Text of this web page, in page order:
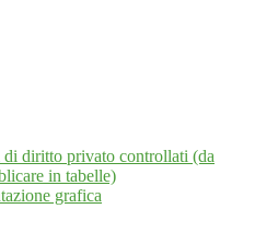
di diritto privato controllati (da
in tabelle)
grafica